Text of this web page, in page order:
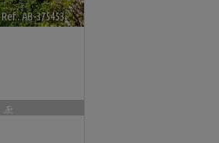
Ref.. AB-375453🔗